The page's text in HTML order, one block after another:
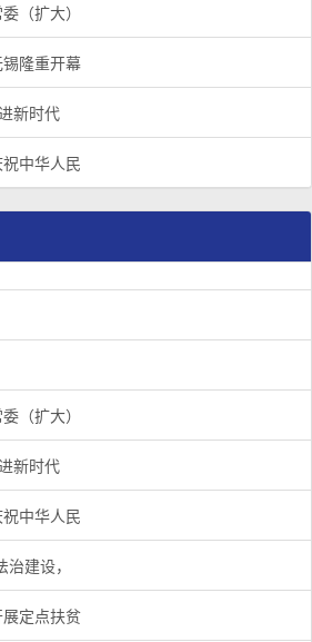
（扩大）
隆重开幕
新时代
中华人民
（扩大）
新时代
中华人民
建设，
定点扶贫